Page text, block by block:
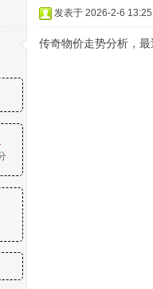
发表于 2026-2-6
传奇物价走势分析，